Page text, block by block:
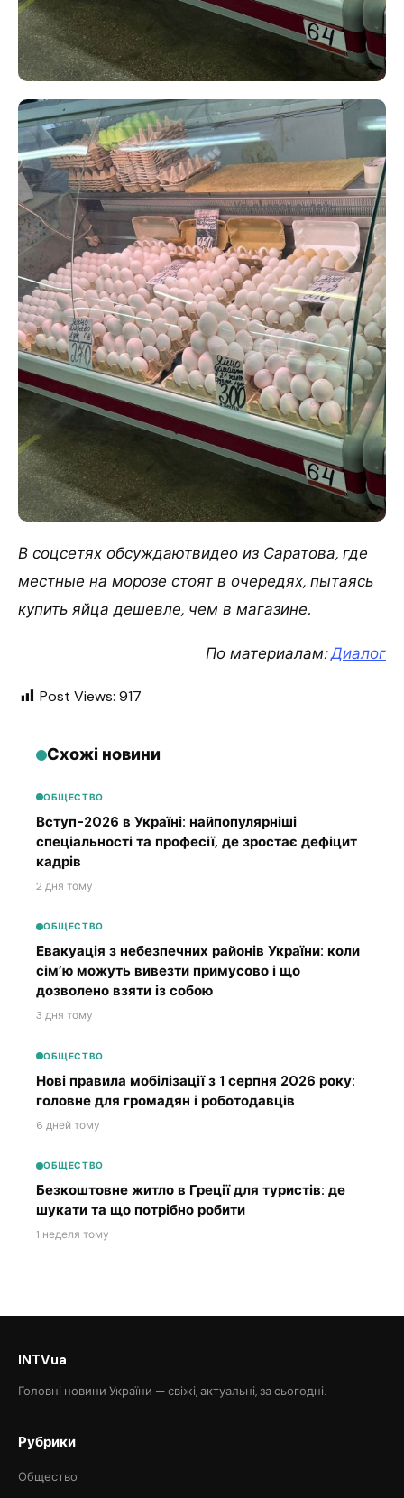
В соцсетях обсуждаютвидео из Саратова, где
местные на морозе стоят в очередях, пытаясь
купить яйца дешевле, чем в магазине.
По материалам:Диалог
Post Views: 917
Схожі новини
ОБЩЕСТВО
Вступ-2026 в Україні: найпопулярніші
спеціальності та професії, де зростає дефіцит
кадрів
2 дня тому
ОБЩЕСТВО
Евакуація з небезпечних районів України: коли
сім’ю можуть вивезти примусово і що
дозволено взяти із собою
3 дня тому
ОБЩЕСТВО
Нові правила мобілізації з 1 серпня 2026 року:
головне для громадян і роботодавців
6 дней тому
ОБЩЕСТВО
Безкоштовне житло в Греції для туристів: де
шукати та що потрібно робити
1 неделя тому
INTVua
Головні новини України — свіжі, актуальні, за сьогодні.
Рубрики
Общество